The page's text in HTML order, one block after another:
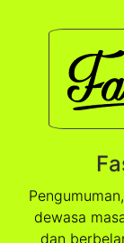
dewasa
dan